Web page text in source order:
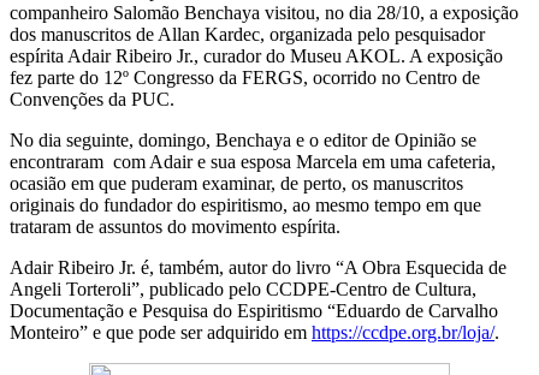
companheiro Salomão Benchaya visitou, no dia 28/10, a exposição
dos manuscritos de Allan Kardec, organizada pelo pesquisador
espírita Adair Ribeiro Jr., curador do Museu AKOL. A exposição
fez parte do 12º Congresso da FERGS, ocorrido no Centro de
Convenções da PUC.
No dia seguinte, domingo, Benchaya e o editor de Opinião se
encontraram com Adair e sua esposa Marcela em uma cafeteria,
ocasião em que puderam examinar, de perto, os manuscritos
originais do fundador do espiritismo, ao mesmo tempo em que
trataram de assuntos do movimento espírita.
Adair Ribeiro Jr. é, também, autor do livro “A Obra Esquecida de
Angeli Torteroli”, publicado pelo CCDPE-Centro de Cultura,
Documentação e Pesquisa do Espiritismo “Eduardo de Carvalho
Monteiro” e que pode ser adquirido em https://ccdpe.org.br/loja/.